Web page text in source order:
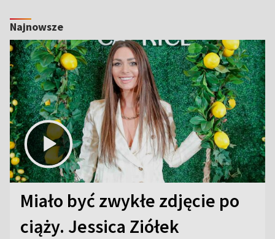
Najnowsze
Miało być zwykłe zdjęcie po
ciąży. Jessica Ziółek